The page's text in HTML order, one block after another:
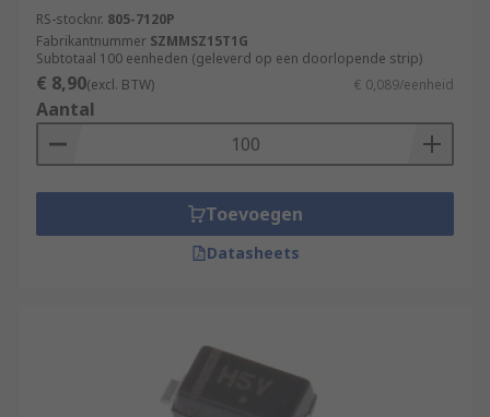
RS-stocknr. 805-7120P
Fabrikantnummer SZMMSZ15T1G
Subtotaal 100 eenheden (geleverd op een doorlopende strip)
€ 8,90(excl. BTW) € 0,089/eenheid
Aantal
Toevoegen
Datasheets